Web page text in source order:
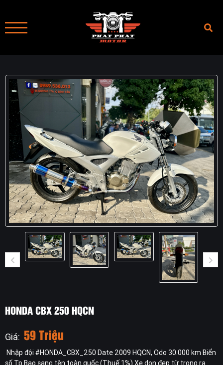
HONDA CBX 250 HQCN
Giá: 59 Triệu
Nhập đội #HONDA_CBX_250 Date 2009 HQCN, Odo 30.000 km Biển
số Tp Bao sang tên toàn quốc (Thuế 1%) Xe dọn đẹp từ trong ra